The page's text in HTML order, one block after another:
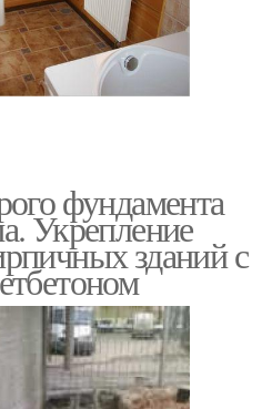
фундамента
Укрепление
зданий с